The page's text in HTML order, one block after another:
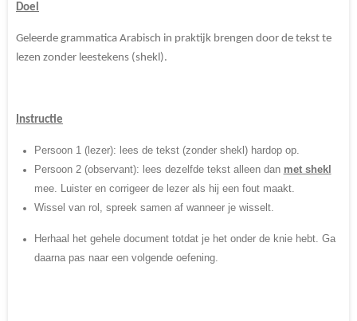
Doel
Geleerde grammatica Arabisch in praktijk brengen door de tekst te
lezen zonder leestekens (shekl).
Instructie
Persoon 1 (lezer): lees de tekst (zonder shekl) hardop op.
Persoon 2 (observant): lees dezelfde tekst alleen dan met shekl
mee. Luister en corrigeer de lezer als hij een fout maakt.
Wissel van rol, spreek samen af wanneer je wisselt.
Herhaal het gehele document totdat je het onder de knie hebt. Ga
daarna pas naar een volgende oefening.